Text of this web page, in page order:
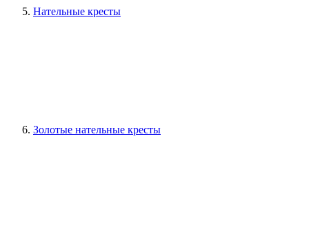
Нательные кресты
Золотые нательные кресты